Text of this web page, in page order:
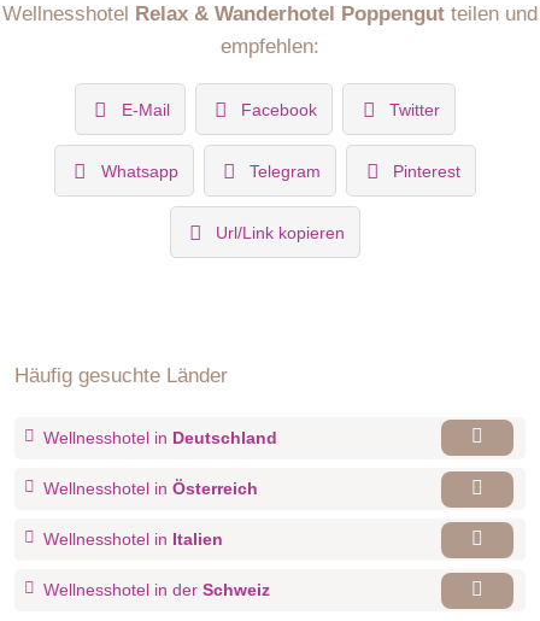
Wellnesshotel Relax & Wanderhotel Poppengut teilen und
empfehlen:
E-Mail Facebook Twitter
Whatsapp Telegram Pinterest
Url/Link kopieren
Häufig gesuchte Länder
Wellnesshotel in Deutschland
Wellnesshotel in Österreich
Wellnesshotel in Italien
Wellnesshotel in der Schweiz